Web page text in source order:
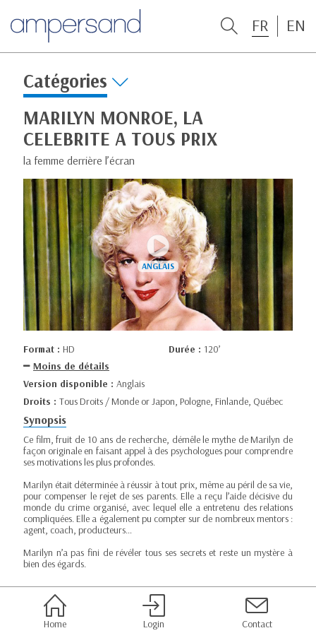
FR EN
Catégories
MARILYN MONROE, LA
CELEBRITE A TOUS PRIX
la femme derrière l’écran
Format : HD Durée : 120’
Moins de détails
Version disponible : Anglais
Droits : Tous Droits / Monde or Japon, Pologne, Finlande, Québec
Synopsis
Ce film, fruit de 10 ans de recherche, démêle le mythe de Marilyn de
façon originale en faisant appel à des psychologues pour comprendre
ses motivations les plus profondes.
Marilyn était déterminée à réussir à tout prix, même au péril de sa vie,
pour compenser le rejet de ses parents. Elle a reçu l’aide décisive du
monde du crime organisé, avec lequel elle a entretenu des relations
compliquées. Elle a également pu compter sur de nombreux mentors :
agent, coach, producteurs…
Marilyn n’a pas fini de révéler tous ses secrets et reste un mystère à
bien des égards.
Home Login Contact